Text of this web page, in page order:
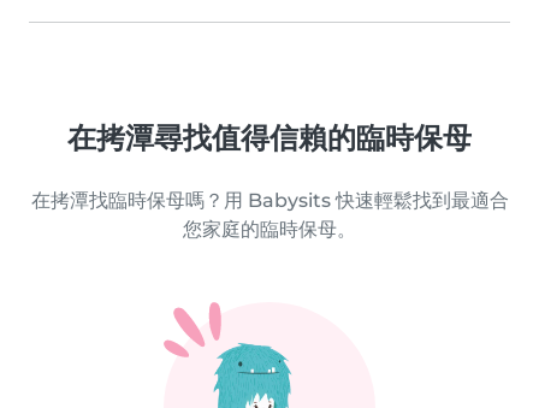
在拷潭尋找值得信賴的臨時保母
在拷潭找臨時保母嗎？用 Babysits 快速輕鬆找到最適合
您家庭的臨時保母。